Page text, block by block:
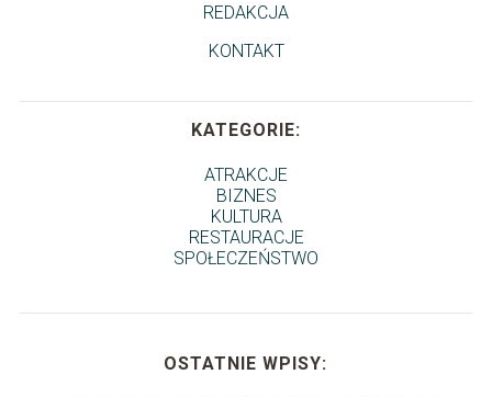
REDAKCJA
KONTAKT
KATEGORIE:
ATRAKCJE
BIZNES
KULTURA
RESTAURACJE
SPOŁECZEŃSTWO
OSTATNIE WPISY: